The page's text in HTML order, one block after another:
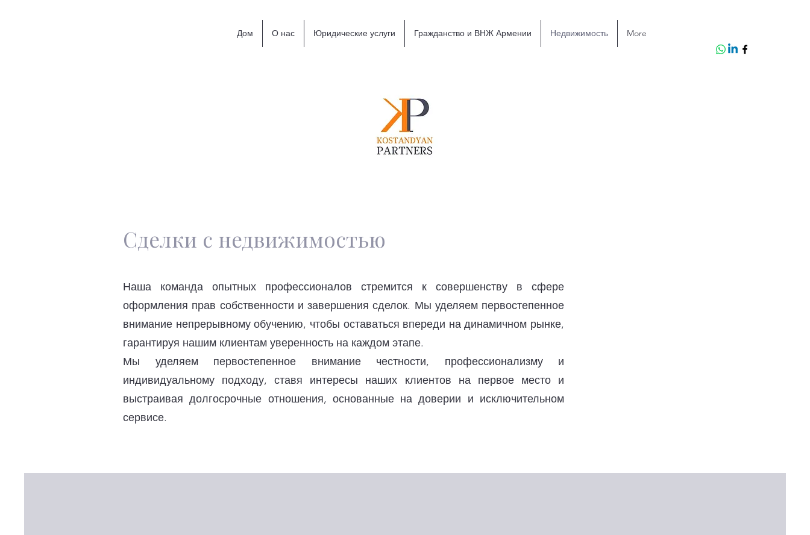
Дом О нас Юридические услуги Гражданство и ВНЖ Армении Недвижимость More
Сделки с недвижимостью
Наша команда опытных профессионалов стремится к совершенству в сфере
оформления прав собственности и завершения сделок. Мы уделяем первостепенное
внимание непрерывному обучению, чтобы оставаться впереди на динамичном рынке,
гарантируя нашим клиентам уверенность на каждом этапе.
Мы уделяем первостепенное внимание честности, профессионализму и
индивидуальному подходу, ставя интересы наших клиентов на первое место и
выстраивая долгосрочные отношения, основанные на доверии и исключительном
сервисе.